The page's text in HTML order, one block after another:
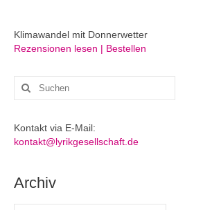
Klimawandel mit Donnerwetter
Rezensionen lesen | Bestellen
Suchen
nach:
Kontakt via E-Mail:
kontakt@lyrikgesellschaft.de
Archiv